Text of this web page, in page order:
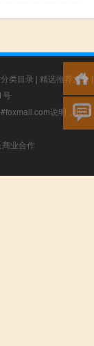
类目录 | 精选推荐文章 |
号
说明，我们
业合作